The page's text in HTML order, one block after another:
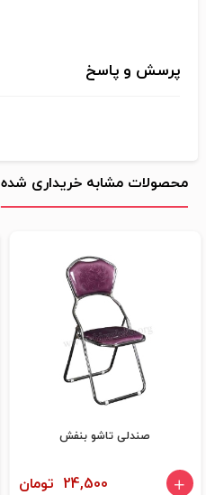
پرسش و پاسخ
محصولات مشابه خریداری شده
صندلی تاشو بنفش
24,500 تومان